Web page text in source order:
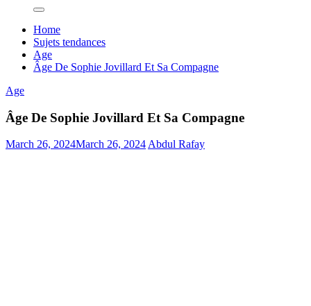
Home
Sujets tendances
Age
Âge De Sophie Jovillard Et Sa Compagne
Age
Âge De Sophie Jovillard Et Sa Compagne
March 26, 2024March 26, 2024Abdul Rafay